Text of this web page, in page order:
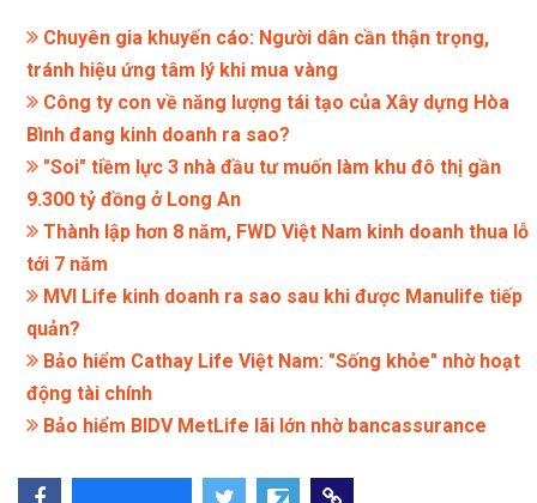
Chuyên gia khuyến cáo: Người dân cần thận trọng,
tránh hiệu ứng tâm lý khi mua vàng
Công ty con về năng lượng tái tạo của Xây dựng Hòa
Bình đang kinh doanh ra sao?
"Soi" tiềm lực 3 nhà đầu tư muốn làm khu đô thị gần
9.300 tỷ đồng ở Long An
Thành lập hơn 8 năm, FWD Việt Nam kinh doanh thua lỗ
tới 7 năm
MVI Life kinh doanh ra sao sau khi được Manulife tiếp
quản?
Bảo hiểm Cathay Life Việt Nam: "Sống khỏe" nhờ hoạt
động tài chính
Bảo hiểm BIDV MetLife lãi lớn nhờ bancassurance